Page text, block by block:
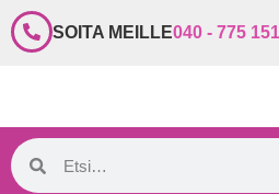
SOITA MEILLE040 - 775